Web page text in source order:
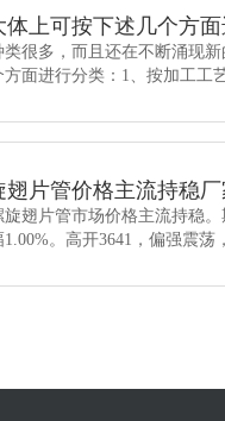
体上可按下述几个方
类很多，而且还在不断涌现
方面进行分类：1、按加工工
翅片管价格主流持稳
翅片管市场价格主流持稳。
1.00%。高开3641，偏强震